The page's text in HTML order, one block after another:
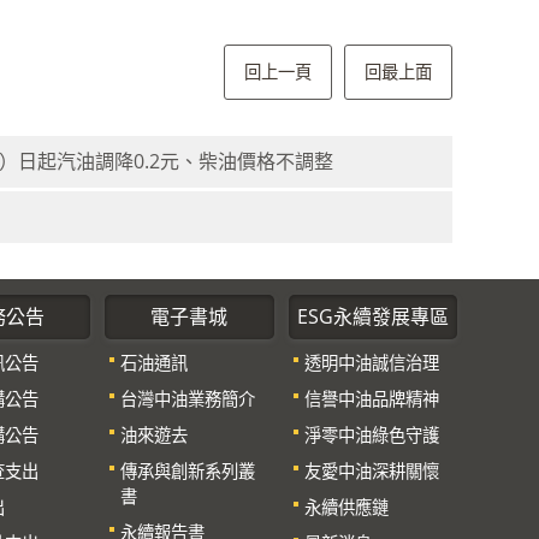
回上一頁 回最上面
日起汽油調降0.2元、柴油價格不調整
公告
公告
公告
公告
出
電子書城
石油通訊
台灣中油業務簡介
油來遊去
傳承與創新系列叢
書
永續報告書
ESG永續發展專區
透明中油誠信治理
信譽中油品牌精神
淨零中油綠色守護
友愛中油深耕關懷
永續供應鏈